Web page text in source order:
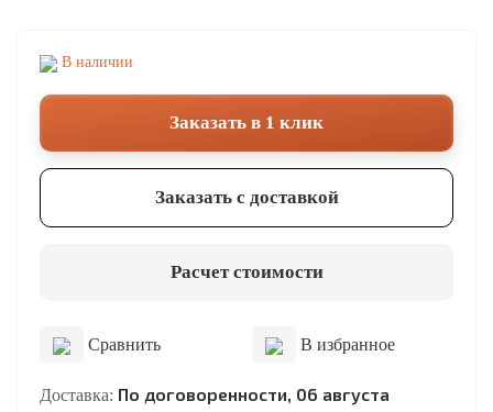
В наличии
Заказать в 1 клик
Заказать с доставкой
Расчет стоимости
Сравнить В избранное
Доставка: По договоренности, 06 августа